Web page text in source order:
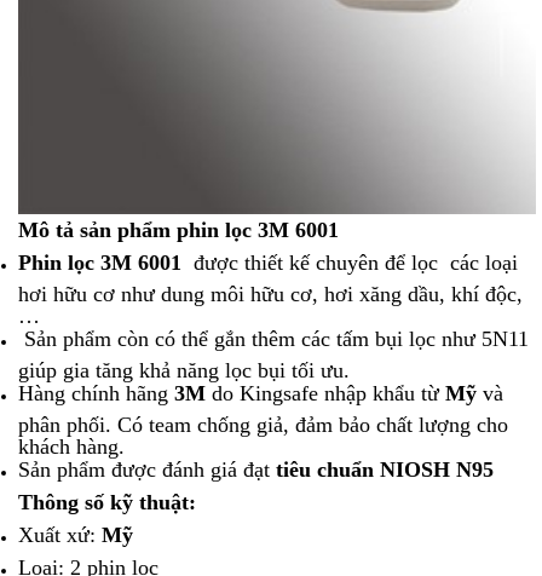
Mô tả sản phẩm phin lọc 3M 6001
Phin lọc 3M 6001
được thiết kế chuyên để lọc các loại
hơi hữu cơ như dung môi hữu cơ, hơi xăng dầu, khí độc,
Sản phẩm còn có thể gắn thêm các tấm bụi lọc như 5N11
giúp gia tăng khả năng lọc bụi tối ưu.
Hàng chính hãng 3M do Kingsafe nhập khẩu từ Mỹ và
phân phối. Có team chống giả, đảm bảo chất lượng cho
khách hàng.
Sản phẩm được đánh giá đạt tiêu chuẩn NIOSH N95
Thông số kỹ thuật:
Xuất xứ: Mỹ
Loại: 2 phin lọc